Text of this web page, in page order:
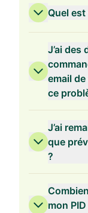
Quel
J’ai
email
ce
J’ai
que
?
mon